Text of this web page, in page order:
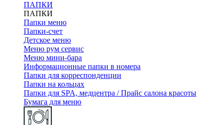
ПАПКИ
ПАПКИ
Папки меню
Папки-счет
Детское меню
Меню рум сервис
Меню мини-бара
Информационные папки в номера
Папки для корреспонденции
Папки на кольцах
Папки для SPA, медцентра / Прайс салона красоты
Бумага для меню